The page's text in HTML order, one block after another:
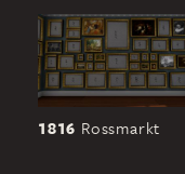
1816 Rossmarkt